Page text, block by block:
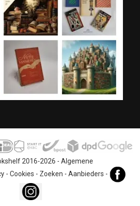
2016-2026 - Algemene
- Cookies - Zoeken - Aanbieders -